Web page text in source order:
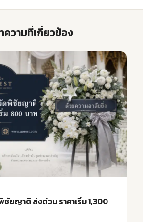
ความที่เกี่ยวข้อง
ยญาติ ส่งด่วน ราคาเริ่ม 1,300